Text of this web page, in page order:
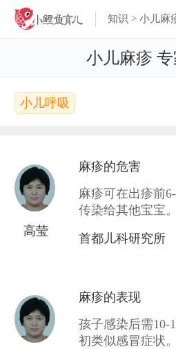
知识 >小儿麻
小儿麻疹
小儿呼吸
高莹
麻疹的危害
麻疹可在出疹前
传染给其他宝宝
存活1小时左右
首都儿科研究所
麻疹的表现
孩子感染后需10-
初类似感冒症状。 出疹一般在出现感